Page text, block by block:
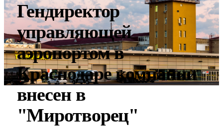
Гендиректор
управляющей
аэропортом в
Краснодаре компании
внесен в
"Миротворец"